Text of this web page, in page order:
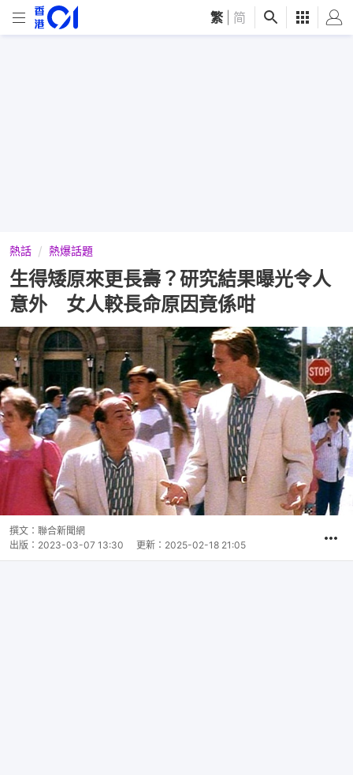
繁 简
熱話 熱爆話題
生得矮原來更長壽？研究結果曝光令人
意外 女人較長命原因竟係咁
撰文： 聯合新聞網
出版： 2023-03-07 13:30 更新： 2025-02-18 21:05